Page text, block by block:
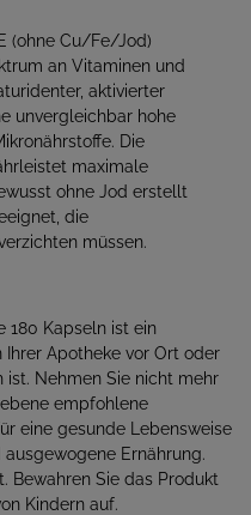
(ohne Cu/Fe/Jod)
an Vitaminen und
aktivierter
unvergleichbar hohe
Die
maximale
ohne Jod erstellt
die
müssen.
180 Kapseln ist ein
Apotheke vor Ort oder
ist. Nehmen Sie nicht mehr
empfohlene
eine gesunde Lebensweise
Ernährung.
Bewahren Sie das Produkt
Kindern auf.